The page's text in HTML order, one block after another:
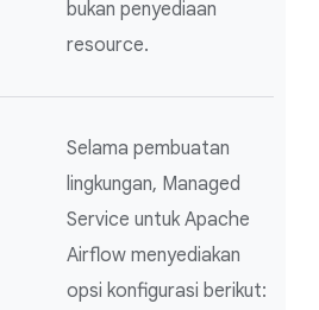
bukan penyediaan
resource.
Selama pembuatan
lingkungan, Managed
Service untuk Apache
Airflow menyediakan
opsi konfigurasi berikut: